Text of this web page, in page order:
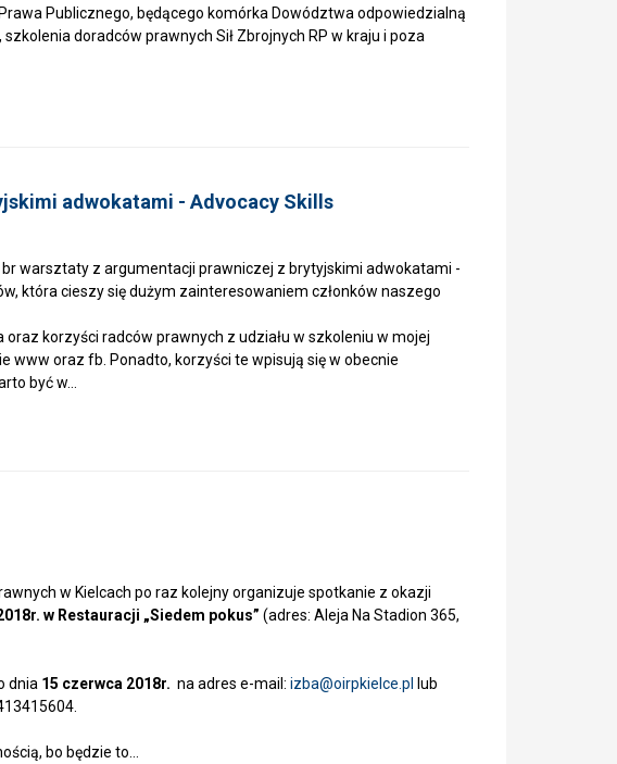
Publicznego, będącego komórka Dowództwa odpowiedzialną
doradców prawnych Sił Zbrojnych RP w kraju i poza
adwokatami - Advocacy Skills
warsztaty z argumentacji prawniczej z brytyjskimi adwokatami -
która cieszy się dużym zainteresowaniem członków naszego
korzyści radców prawnych z udziału w szkoleniu w mojej
oraz fb. Ponadto, korzyści te wpisują się w obecnie
być w…
w Kielcach po raz kolejny organizuje spotkanie z okazji
w Restauracji „Siedem pokus” (adres: Aleja Na Stadion 365,
dnia 15 czerwca 2018r. na adres e-mail: izba@oirpkielce.pl
lub
bo będzie to…